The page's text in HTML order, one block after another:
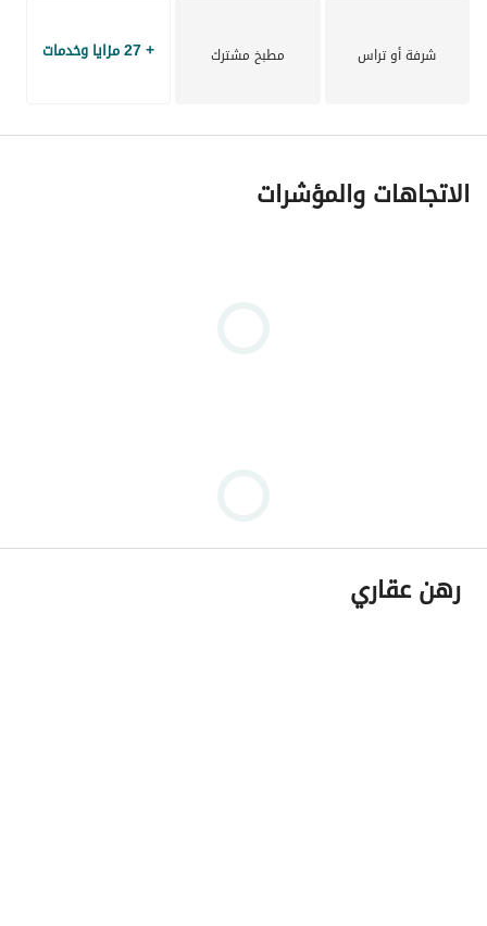
شرفة أو تراس مطبخ مشترك + 27 مزايا وخدمات
الاتجاهات والمؤشرات
رهن عقاري